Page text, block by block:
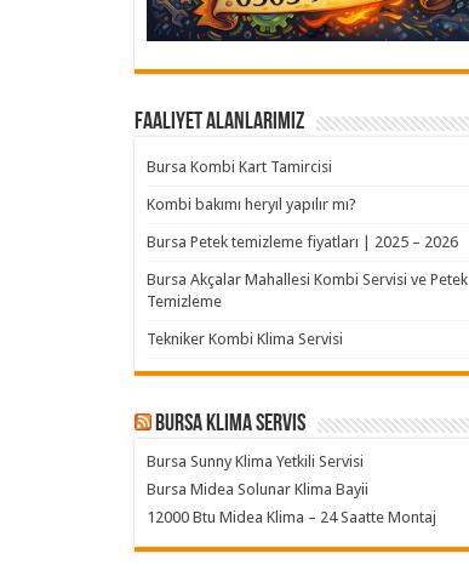
Faaliyet Alanlarımız
Bursa Kombi Kart Tamircisi
Kombi bakımı heryıl yapılır mı?
Bursa Petek temizleme fiyatları | 2025 – 2026
Bursa Akçalar Mahallesi Kombi Servisi ve Petek
Temizleme
Tekniker Kombi Klima Servisi
Bursa klima servis
Bursa Sunny Klima Yetkili Servisi
Bursa Midea Solunar Klima Bayii
12000 Btu Midea Klima – 24 Saatte Montaj